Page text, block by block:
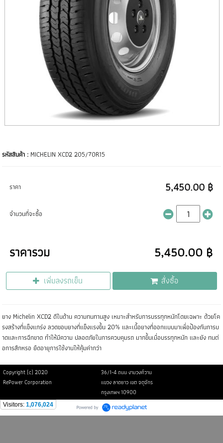
รหัสสินค้า : MICHELIN XCD2 205/70R15
ราคา 5,450.00 ฿
จำนวนที่จะซื้อ
ราคารวม 5,450.00 ฿
เพิ่มลงรถเข็น สั่งซื้อ
ยาง Michelin XCD2 ดีในด้าน ความทนทานสูง เหมาะสำหรับการบรรทุกหนักโดยเฉพาะ ด้วยโค
รงสร้างที่แข็งแกร่ง ลวดขอบยางที่แข็งแรงขึ้น 20% และเนื้อยางที่ออกแบบมาเพื่อป้องกันการบ
าดและการฉีกขาด ทำให้มีความ ปลอดภัยในการควบคุมรถ มากขึ้นเมื่อบรรทุกหนัก และยัง ทนต่
อการสึกหรอ ยืดอายุการใช้งานให้คุ้มค่ากว่า
Copyright (c) 2020
36/1-4 ถนน งามวงศ์วาน
RePower Corporation
แขวง ลาดยาว เขต จตุจักร
กรุงเทพฯ 10900
Visitors: 1,076,024